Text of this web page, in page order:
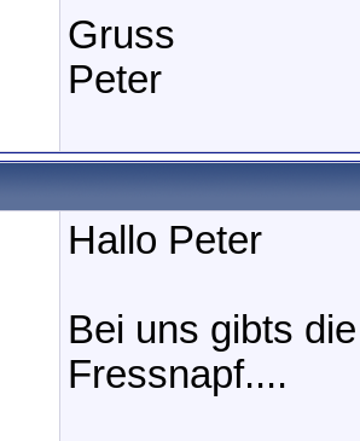
Gruss
Peter
Hallo Peter
Bei uns gibts
Fressnapf....